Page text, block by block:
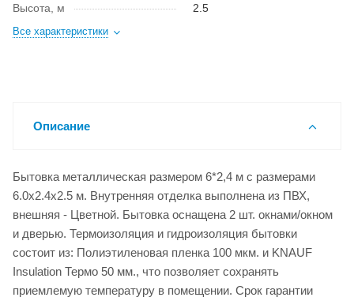
Высота, м
2.5
Все характеристики
Описание
Бытовка металлическая размером 6*2,4 м с размерами
6.0x2.4x2.5 м. Внутренняя отделка выполнена из ПВХ,
внешняя - Цветной. Бытовка оснащена 2 шт. окнами/окном
и дверью. Термоизоляция и гидроизоляция бытовки
состоит из: Полиэтиленовая пленка 100 мкм. и KNAUF
Insulation Термо 50 мм., что позволяет сохранять
приемлемую температуру в помещении. Срок гарантии